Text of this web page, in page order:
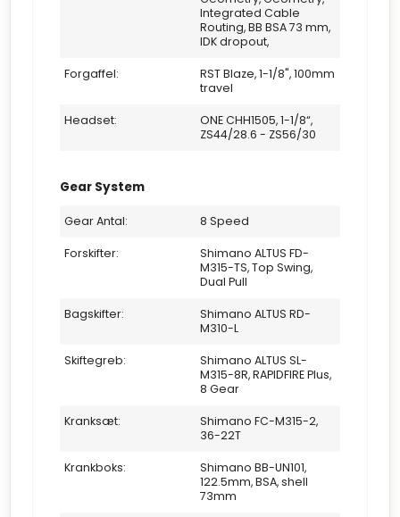
Det er en alsidig og driftssikker cykel, der fungerer
lige godt til hverdagens transport som til fritidens
Hydrauliske skivebremser
regn, mudder og skiftende forhold.
bagagebærer, så cyklen nemt kan tilpasses dine
Et moderne udtryk, der ser lige så godt ud på
skovstierne som foran studie eller arbejdsplads.
Superior XC 819 kombinerer komfort, funktionalitet
og alsidighed i en mountainbike, der passer perfekt
til både hverdag og aktive oplevelser i naturen.
Integrated Cable
Routing, BB BSA 73 mm,
IDK dropout,
Forgaffel:
RST Blaze, 1-1/8", 100mm
travel
Headset:
ONE CHH1505, 1-1/8“,
ZS44/28.6 - ZS56/30
Gear System
Gear Antal: 8 Speed
Forskifter:
Shimano ALTUS FD-
M315-TS, Top Swing,
Dual Pull
Bagskifter:
Shimano ALTUS RD-
M310-L
Skiftegreb:
Shimano ALTUS SL-
M315-8R, RAPIDFIRE Plus,
8 Gear
Kranksæt:
Shimano FC-M315-2,
36-22T
Krankboks:
Shimano BB-UN101,
122.5mm, BSA, shell
73mm